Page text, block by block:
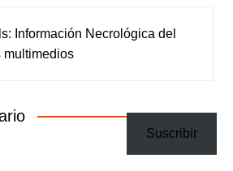
Información Necrológica del
multimedios
Suscribir